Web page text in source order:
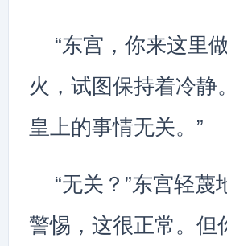
“东宫，你来这里
火，试图保持着冷静
皇上的事情无关。”
“无关？”东宫轻
警惕，这很正常。但